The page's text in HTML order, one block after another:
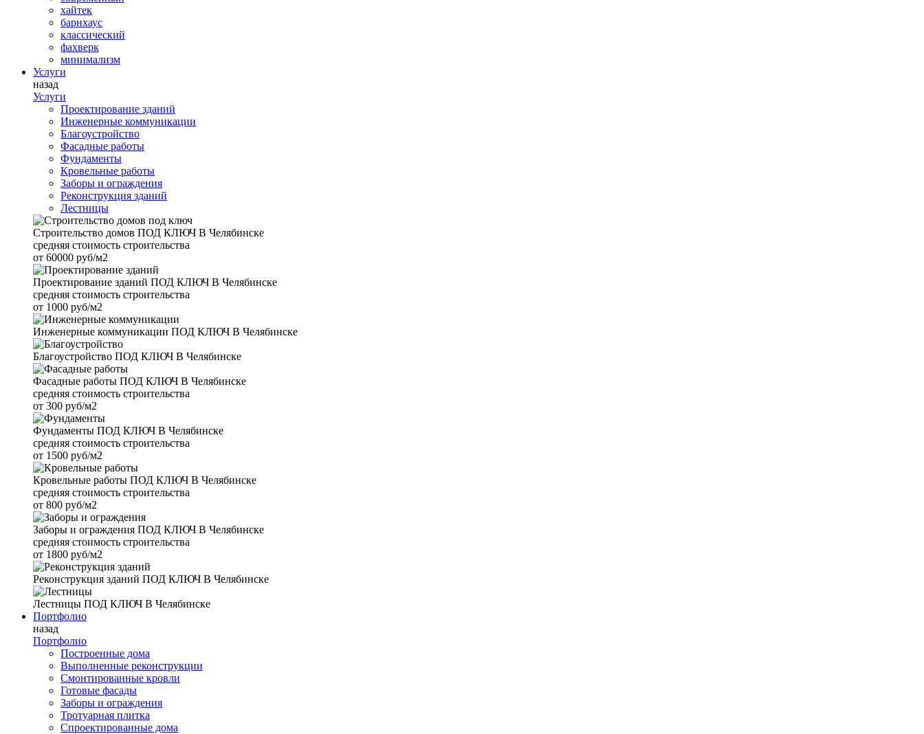
хайтек
барнхаус
классический
фахверк
минимализм
Услуги
назад
Услуги
Проектирование зданий
Инженерные коммуникации
Благоустройство
Фасадные работы
Фундаменты
Кровельные работы
Заборы и ограждения
Реконструкция зданий
Лестницы
Строительство домов ПОД КЛЮЧ В Челябинске
средняя стоимость строительства
от 60000 руб/м2
Проектирование зданий ПОД КЛЮЧ В Челябинске
средняя стоимость строительства
от 1000 руб/м2
Инженерные коммуникации ПОД КЛЮЧ В Челябинске
Благоустройство ПОД КЛЮЧ В Челябинске
Фасадные работы ПОД КЛЮЧ В Челябинске
средняя стоимость строительства
от 300 руб/м2
Фундаменты ПОД КЛЮЧ В Челябинске
средняя стоимость строительства
от 1500 руб/м2
Кровельные работы ПОД КЛЮЧ В Челябинске
средняя стоимость строительства
от 800 руб/м2
Заборы и ограждения ПОД КЛЮЧ В Челябинске
средняя стоимость строительства
от 1800 руб/м2
Реконструкция зданий ПОД КЛЮЧ В Челябинске
Лестницы ПОД КЛЮЧ В Челябинске
Портфолио
назад
Портфолио
Построенные дома
Выполненные реконструкции
Смонтированные кровли
Готовые фасады
Заборы и ограждения
Тротуарная плитка
Спроектированные дома